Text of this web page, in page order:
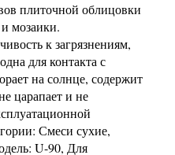
плиточной облицовки
мозаики.
к загрязнениям,
для контакта с
на солнце, содержит
царапает и не
Смеси сухие,
U-90, Для